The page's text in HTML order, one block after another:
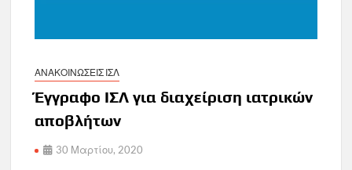
ΑΝΑΚΟΙΝΩΣΕΙΣ ΙΣΛ
Έγγραφο ΙΣΛ για διαχείριση ιατρικών
αποβλήτων
30 Μαρτίου, 2020